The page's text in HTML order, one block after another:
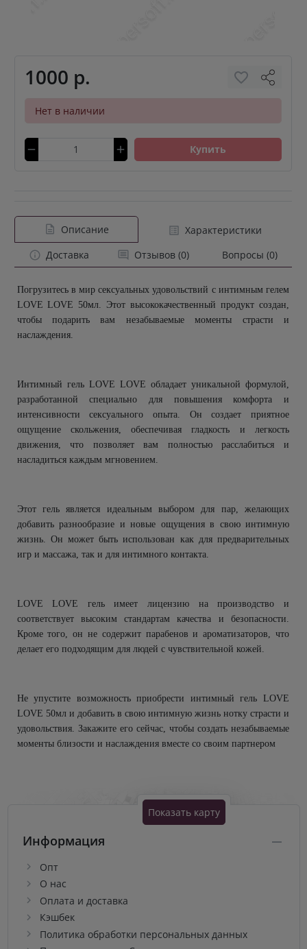
1000 р.
Нет в наличии
Купить
Описание
Характеристики
Доставка
Отзывов (0) Вопросы (0)
Погрузитесь в мир сексуальных удовольствий с интимным гелем
LOVE LOVE 50мл. Этот высококачественный продукт создан,
чтобы подарить вам незабываемые моменты страсти и
наслаждения.
Интимный гель LOVE LOVE обладает уникальной формулой,
разработанной специально для повышения комфорта и
интенсивности сексуального опыта. Он создает приятное
ощущение скольжения, обеспечивая гладкость и легкость
движения, что позволяет вам полностью расслабиться и
насладиться каждым мгновением.
Этот гель является идеальным выбором для пар, желающих
добавить разнообразие и новые ощущения в свою интимную
жизнь. Он может быть использован как для предварительных
игр и массажа, так и для интимного контакта.
LOVE LOVE гель имеет лицензию на производство и
соответствует высоким стандартам качества и безопасности.
Кроме того, он не содержит парабенов и ароматизаторов, что
делает его подходящим для людей с чувствительной кожей.
Не упустите возможность приобрести интимный гель LOVE
LOVE 50мл и добавить в свою интимную жизнь нотку страсти и
удовольствия. Закажите его сейчас, чтобы создать незабываемые
моменты близости и наслаждения вместе со своим партнером
Показать карту
Информация
Опт
О нас
Оплата и доставка
Кэшбек
Политика обработки персональных данных